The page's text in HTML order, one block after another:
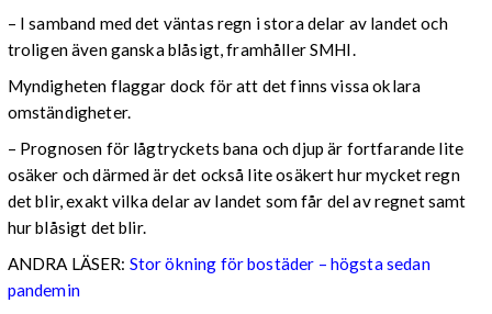
– I samband med det väntas regn i stora delar av landet och
troligen även ganska blåsigt, framhåller SMHI.
Myndigheten flaggar dock för att det finns vissa oklara
omständigheter.
– Prognosen för lågtryckets bana och djup är fortfarande lite
osäker och därmed är det också lite osäkert hur mycket regn
det blir, exakt vilka delar av landet som får del av regnet samt
hur blåsigt det blir.
ANDRA LÄSER: Stor ökning för bostäder – högsta sedan
pandemin